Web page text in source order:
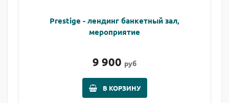
Prestige - лендинг банкетный зал,
мероприятие
9 900 руб
В КОРЗИНУ